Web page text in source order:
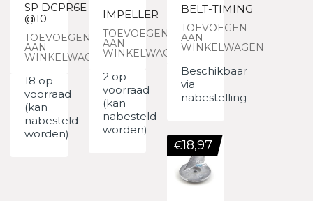
SP DCPR6E
@10
TOEVOEGEN
AAN
WINKELWAGEN
18 op
voorraad
(kan
nabesteld
worden)
IMPELLER
TOEVOEGEN
AAN
WINKELWAGEN
2 op
voorraad
(kan
nabesteld
worden)
BELT-TIMING
TOEVOEGEN
AAN
WINKELWAGEN
Beschikbaar
via
nabestelling
€18,97